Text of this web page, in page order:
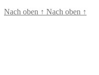
Nach oben ↑ Nach oben ↑